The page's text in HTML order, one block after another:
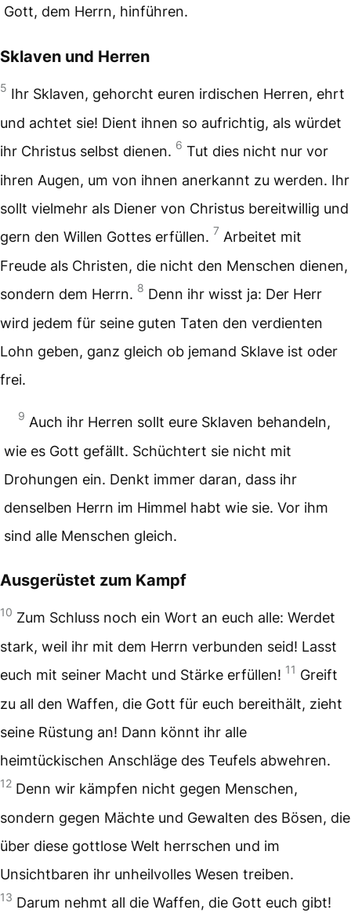
Gott, dem Herrn, hinführen.
Sklaven und Herren
5 Ihr Sklaven, gehorcht euren irdischen Herren, ehrt
und achtet sie! Dient ihnen so aufrichtig, als würdet
ihr Christus selbst dienen. 6 Tut dies nicht nur vor
ihren Augen, um von ihnen anerkannt zu werden. Ihr
sollt vielmehr als Diener von Christus bereitwillig und
gern den Willen Gottes erfüllen. 7 Arbeitet mit
Freude als Christen, die nicht den Menschen dienen,
sondern dem Herrn. 8 Denn ihr wisst ja: Der Herr
wird jedem für seine guten Taten den verdienten
Lohn geben, ganz gleich ob jemand Sklave ist oder
frei.
9 Auch ihr Herren sollt eure Sklaven behandeln,
wie es Gott gefällt. Schüchtert sie nicht mit
Drohungen ein. Denkt immer daran, dass ihr
denselben Herrn im Himmel habt wie sie. Vor ihm
sind alle Menschen gleich.
Ausgerüstet zum Kampf
10 Zum Schluss noch ein Wort an euch alle: Werdet
stark, weil ihr mit dem Herrn verbunden seid! Lasst
euch mit seiner Macht und Stärke erfüllen! 11 Greift
zu all den Waffen, die Gott für euch bereithält, zieht
seine Rüstung an! Dann könnt ihr alle
heimtückischen Anschläge des Teufels abwehren.
12 Denn wir kämpfen nicht gegen Menschen,
sondern gegen Mächte und Gewalten des Bösen, die
über diese gottlose Welt herrschen und im
Unsichtbaren ihr unheilvolles Wesen treiben.
13 Darum nehmt all die Waffen, die Gott euch gibt!